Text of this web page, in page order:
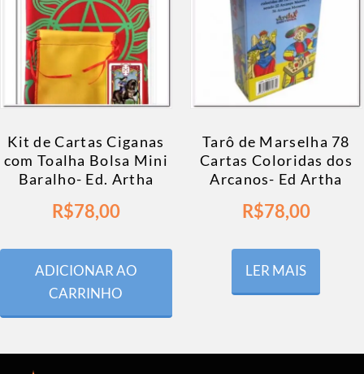
Kit de Cartas Ciganas
com Toalha Bolsa Mini
Baralho- Ed. Artha
R$78,00
ADICIONAR AO
CARRINHO
Tarô de Marselha 78
Cartas Coloridas dos
Arcanos- Ed Artha
R$78,00
LER MAIS